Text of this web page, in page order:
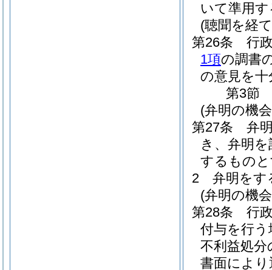
いて準用
(聴聞を経
第26条
行
1項の調書
の意見を
第3節
(弁明の機
第27条
弁
き、弁明
するもの
2
弁明をす
(弁明の機
第28条
行
付与を行
不利益処
書面によ